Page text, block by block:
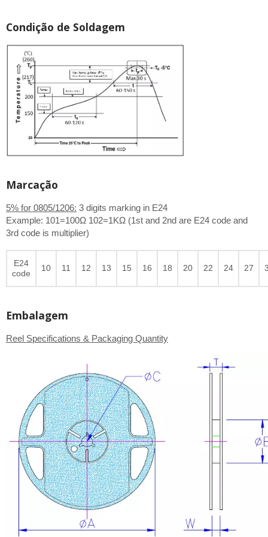
Condição de Soldagem
Marcação
5% for 0805/1206: 3 digits marking in E24
Example: 101=100Ω 102=1KΩ (1st and 2nd are E24 code and
3rd code is multiplier)
E24
code
10 11 12 13 15 16 18 20 22 24 27
Embalagem
Reel Specifications & Packaging Quantity